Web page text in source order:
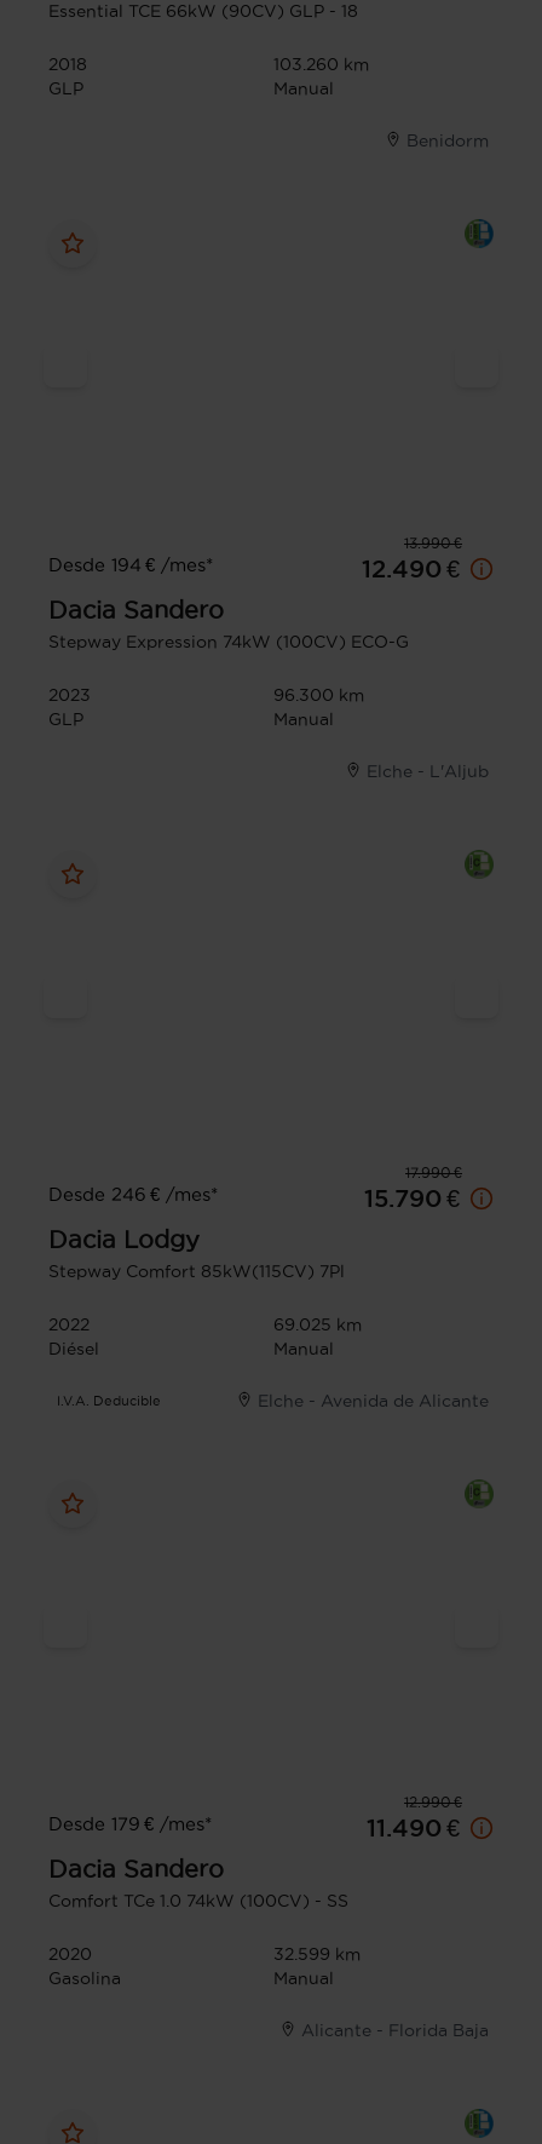
Essential TCE 66kW (90CV) GLP - 18
2018
103.260 km
GLP
Manual
Benidorm
13.990 €
Desde 194 € /mes*
12.490 €
Dacia Sandero
Stepway Expression 74kW (100CV) ECO-G
2023
96.300 km
GLP
Manual
Elche - L'Aljub
17.990 €
Desde 246 € /mes*
15.790 €
Dacia Lodgy
Stepway Comfort 85kW(115CV) 7Pl
2022
69.025 km
Diésel
Manual
I.V.A. Deducible Elche - Avenida de Alicante
12.990 €
Desde 179 € /mes*
11.490 €
Dacia Sandero
Comfort TCe 1.0 74kW (100CV) - SS
2020
32.599 km
Gasolina
Manual
Alicante - Florida Baja